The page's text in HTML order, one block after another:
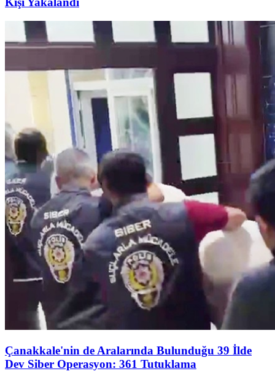
Çanakkale'nin de Aralarında Bulunduğu 39 İlde
Dev Siber Operasyon: 361 Tutuklama